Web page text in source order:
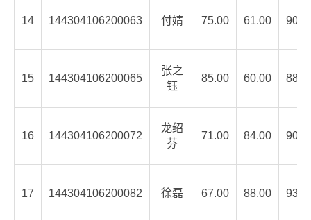
14 144304106200063 付婧 75.00 61.00
15 144304106200065
张之
钰
85.00 60.00
16 144304106200072
龙绍
芬
71.00 84.00
17 144304106200082 徐磊 67.00 88.00